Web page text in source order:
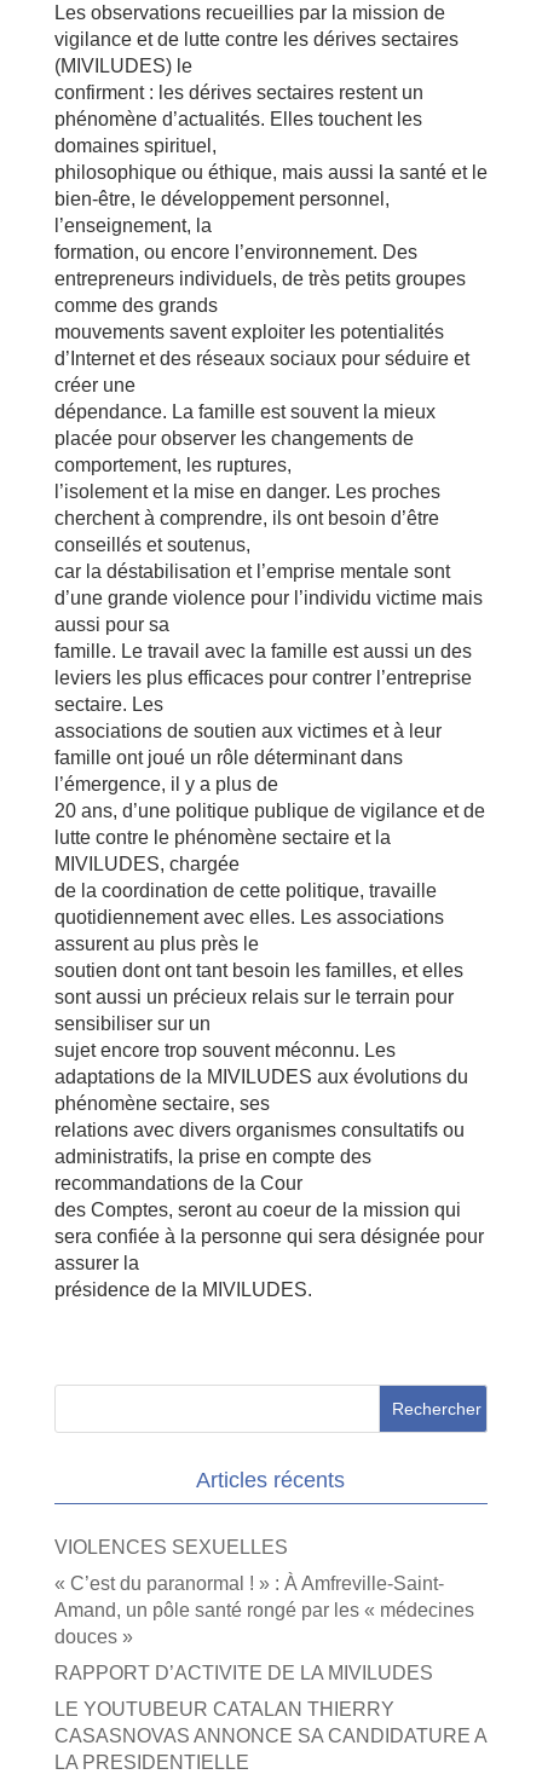
Les observations recueillies par la mission de
vigilance et de lutte contre les dérives sectaires
(MIVILUDES) le
confirment : les dérives sectaires restent un
phénomène d’actualités. Elles touchent les
domaines spirituel,
philosophique ou éthique, mais aussi la santé et le
bien-être, le développement personnel,
l’enseignement, la
formation, ou encore l’environnement. Des
entrepreneurs individuels, de très petits groupes
comme des grands
mouvements savent exploiter les potentialités
d’Internet et des réseaux sociaux pour séduire et
créer une
dépendance. La famille est souvent la mieux
placée pour observer les changements de
comportement, les ruptures,
l’isolement et la mise en danger. Les proches
cherchent à comprendre, ils ont besoin d’être
conseillés et soutenus,
car la déstabilisation et l’emprise mentale sont
d’une grande violence pour l’individu victime mais
aussi pour sa
famille. Le travail avec la famille est aussi un des
leviers les plus efficaces pour contrer l’entreprise
sectaire. Les
associations de soutien aux victimes et à leur
famille ont joué un rôle déterminant dans
l’émergence, il y a plus de
20 ans, d’une politique publique de vigilance et de
lutte contre le phénomène sectaire et la
MIVILUDES, chargée
de la coordination de cette politique, travaille
quotidiennement avec elles. Les associations
assurent au plus près le
soutien dont ont tant besoin les familles, et elles
sont aussi un précieux relais sur le terrain pour
sensibiliser sur un
sujet encore trop souvent méconnu. Les
adaptations de la MIVILUDES aux évolutions du
phénomène sectaire, ses
relations avec divers organismes consultatifs ou
administratifs, la prise en compte des
recommandations de la Cour
des Comptes, seront au coeur de la mission qui
sera confiée à la personne qui sera désignée pour
assurer la
présidence de la MIVILUDES.
Articles récents
VIOLENCES SEXUELLES
« C’est du paranormal ! » : À Amfreville-Saint-
Amand, un pôle santé rongé par les « médecines
douces »
RAPPORT D’ACTIVITE DE LA MIVILUDES
LE YOUTUBEUR CATALAN THIERRY
CASASNOVAS ANNONCE SA CANDIDATURE A
LA PRESIDENTIELLE